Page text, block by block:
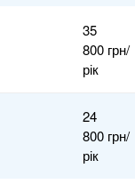
35
800 грн/
рік
24
800 грн/
рік